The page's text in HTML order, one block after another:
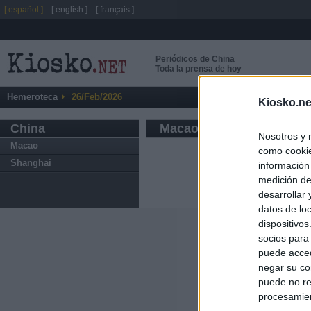
Nosotros y
como
medición
desarrollar
datos de
socios
puede
negar su
puede no
Periódicos de China
Toda la prensa de hoy
Hemeroteca 26/Feb/2026
China
Macao
Shanghai
Macao
Últimas
El Gobierno
Chamberí a
[ español ] [ english ] [ français ]